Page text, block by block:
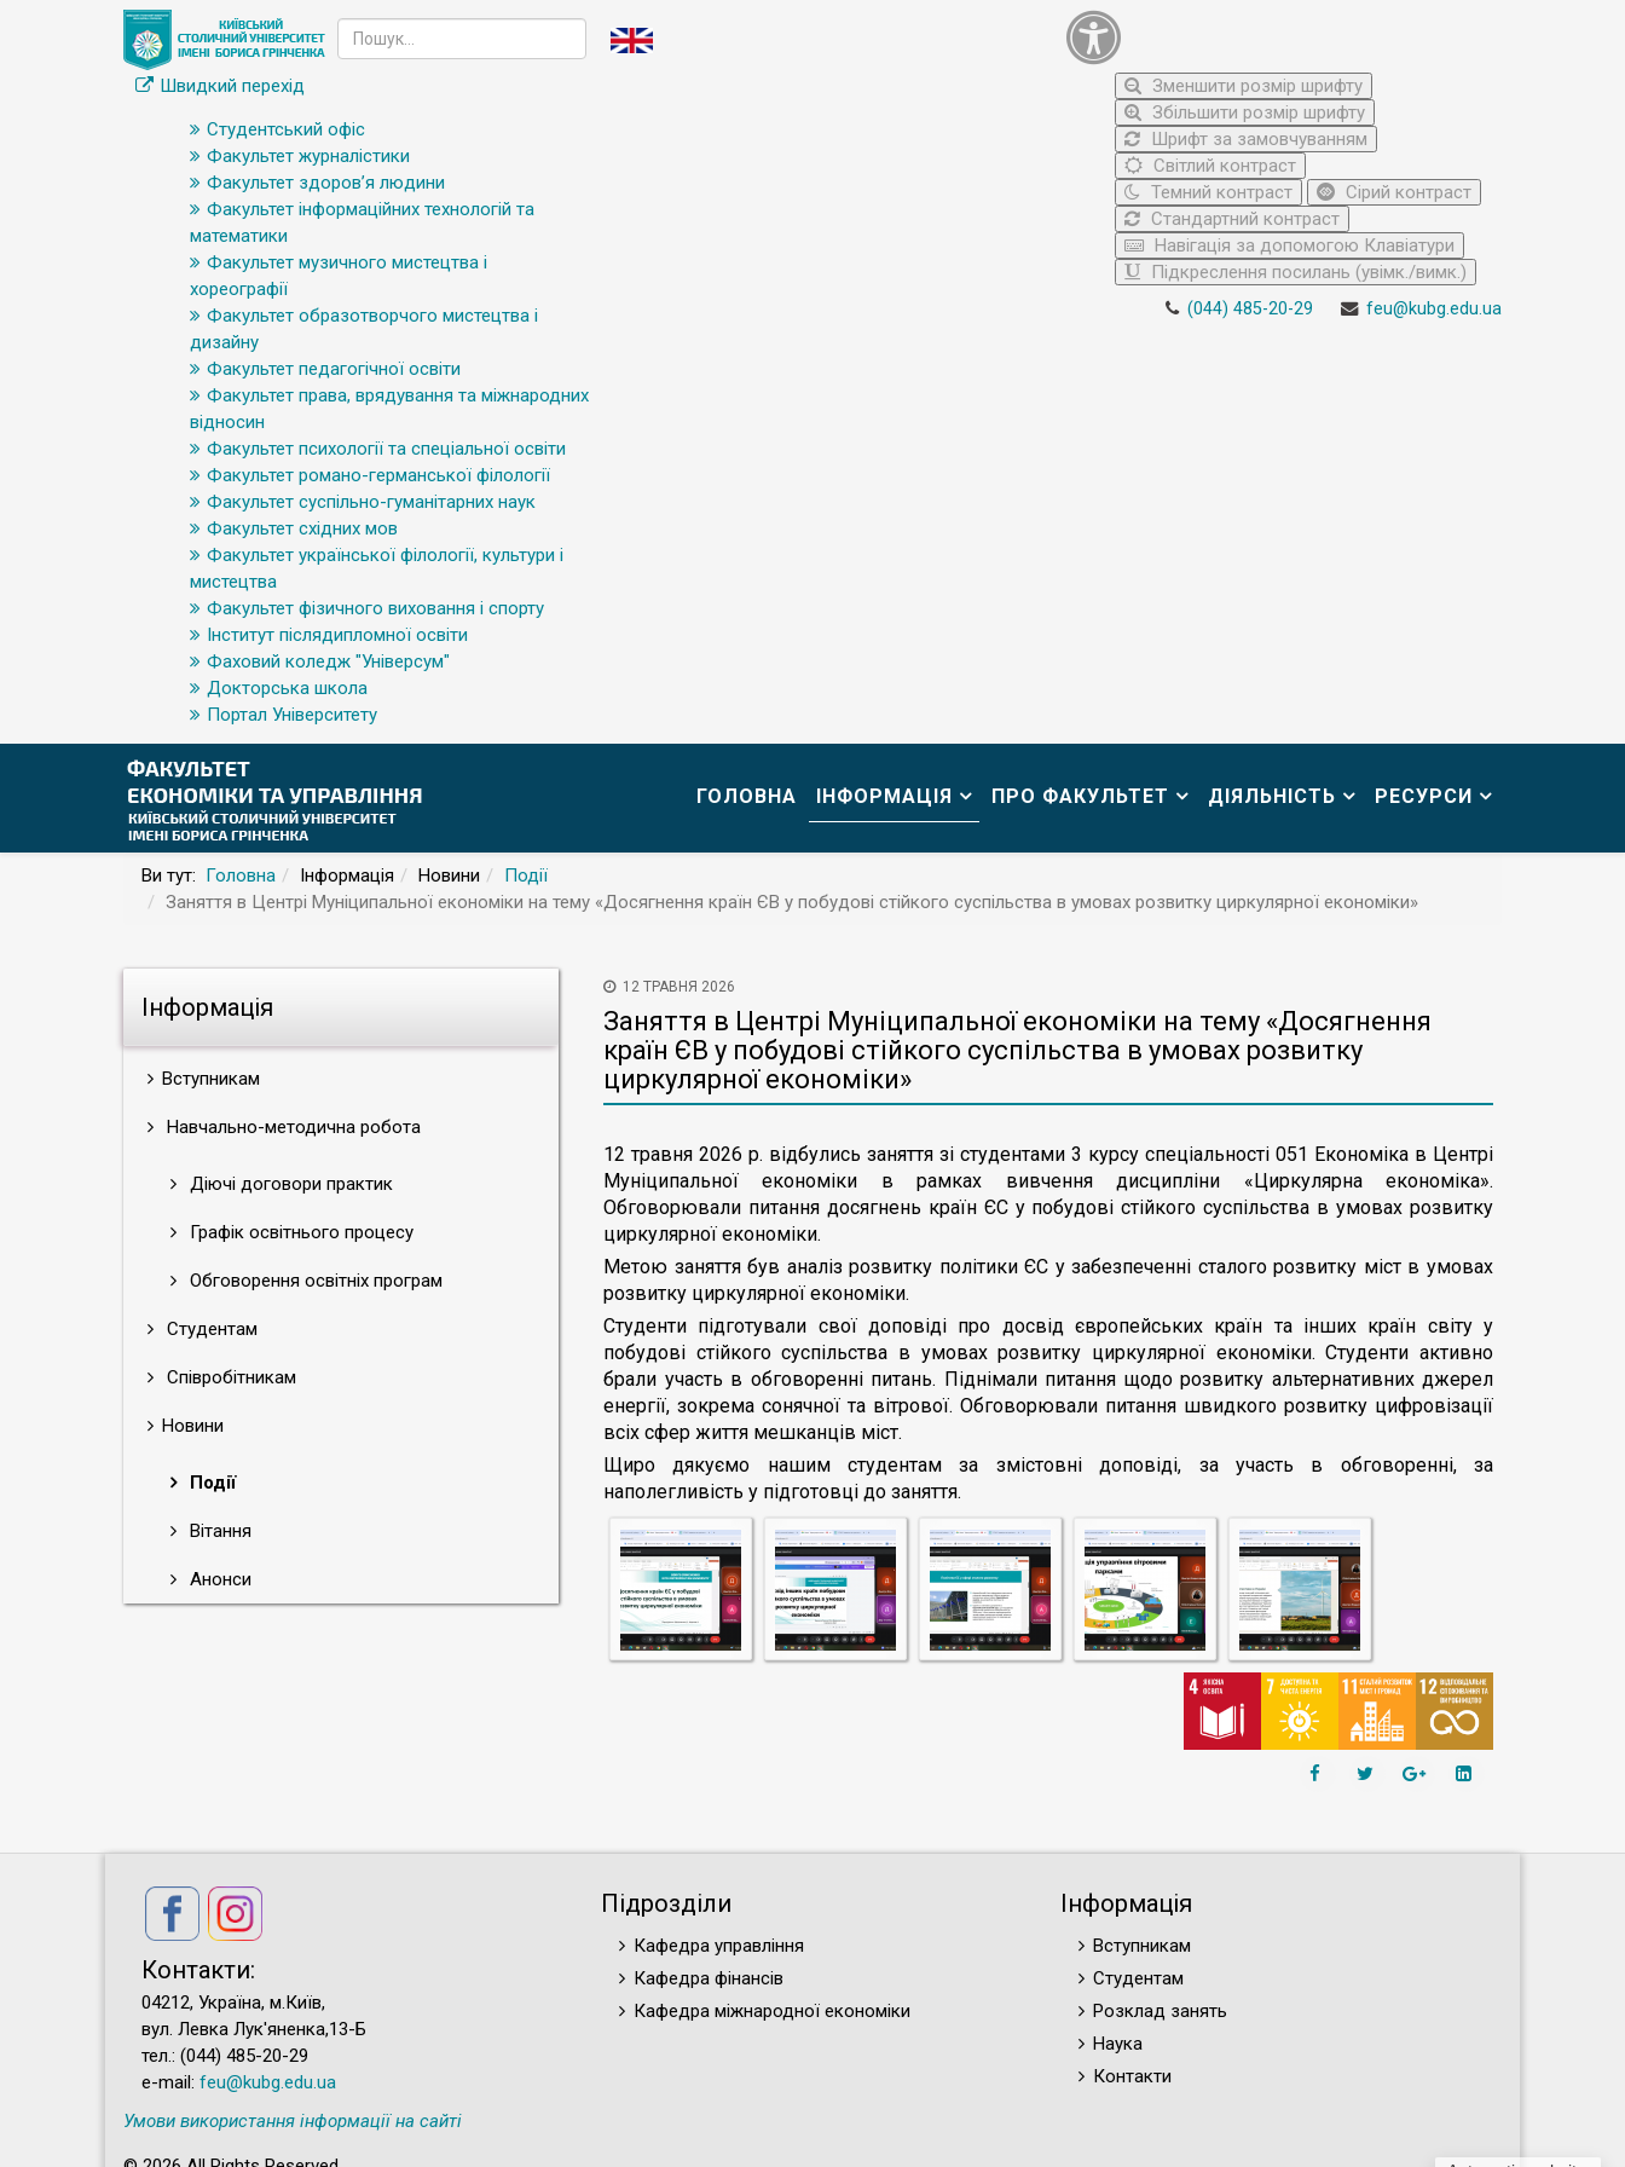
Швидкий перехід
Студентський офіс
Факультет журналістики
Факультет здоров’я людини
Факультет інформаційних технологій та
математики
Факультет музичного мистецтва і
хореографії
Факультет образотворчого мистецтва і
дизайну
Факультет педагогічної освіти
Факультет права, врядування та міжнародних
відносин
Факультет психології та спеціальної освіти
Факультет романо-германської філології
Факультет суспільно-гуманітарних наук
Факультет східних мов
Факультет української філології, культури і
мистецтва
Факультет фізичного виховання і спорту
Інститут післядипломної освіти
Фаховий коледж "Універсум"
Докторська школа
Портал Університету
Зменшити розмір шрифту
Збільшити розмір шрифту
Шрифт за замовчуванням
Світлий контраст
Темний контраст
Сірий контраст
Стандартний контраст
Навігація за допомогою Клавіатури
Підкреслення посилань (увімк./вимк.)
(044) 485-20-29 feu@kubg.edu.ua
ГОЛОВНА ІНФОРМАЦІЯ ПРО ФАКУЛЬТЕТ ДІЯЛЬНІСТЬ РЕСУРСИ
Ви тут: Головна Інформація Новини
Події
Заняття в Центрі Муніципальної економіки на тему «Досягнення країн ЄВ у побудові стійкого суспільства в умовах розвитку циркулярної економіки»
Інформація
Вступникам
Навчально-методична робота
Діючі договори практик
Графік освітнього процесу
Обговорення освітніх програм
Студентам
Співробітникам
Новини
Події
Вітання
Анонси
12 ТРАВНЯ 2026
Заняття в Центрі Муніципальної економіки на тему «Досягнення
країн ЄВ у побудові стійкого суспільства в умовах розвитку
циркулярної економіки»
12 травня 2026 р. відбулись заняття зі студентами 3 курсу спеціальності 051 Економіка в Центрі
Муніципальної економіки в рамках вивчення дисципліни «Циркулярна економіка».
Обговорювали питання досягнень країн ЄС у побудові стійкого суспільства в умовах розвитку
циркулярної економіки.
Метою заняття був аналіз розвитку політики ЄС у забезпеченні сталого розвитку міст в умовах
розвитку циркулярної економіки.
Студенти підготували свої доповіді про досвід європейських країн та інших країн світу у
побудові стійкого суспільства в умовах розвитку циркулярної економіки. Студенти активно
брали участь в обговоренні питань. Піднімали питання щодо розвитку альтернативних джерел
енергії, зокрема сонячної та вітрової. Обговорювали питання швидкого розвитку цифровізації
всіх сфер життя мешканців міст.
Щиро дякуємо нашим студентам за змістовні доповіді, за участь в обговоренні, за
наполегливість у підготовці до заняття.
Контакти:
04212, Україна, м.Київ,
вул. Левка Лук'яненка,13-Б
тел.: (044) 485-20-29
e-mail: feu@kubg.edu.ua
Підрозділи
Кафедра управління
Кафедра фінансів
Кафедра міжнародної економіки
Інформація
Вступникам
Студентам
Розклад занять
Наука
Контакти
Умови використання інформації на сайті